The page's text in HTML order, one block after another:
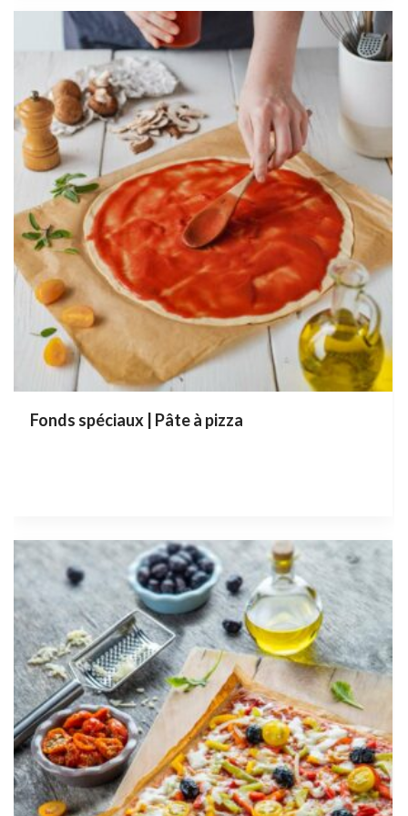
Fonds spéciaux | Pâte à pizza